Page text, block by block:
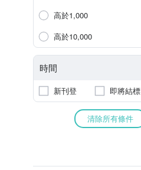
高於1,000
高於10,000
時間
新刊登 即將結標
清除所有條件